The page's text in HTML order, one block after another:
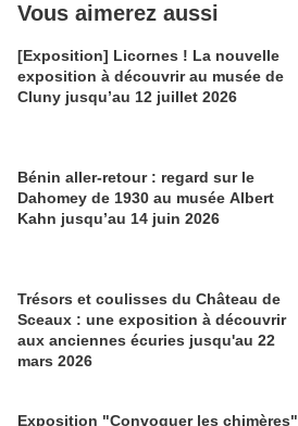
Vous aimerez aussi
[Exposition] Licornes ! La nouvelle
exposition à découvrir au musée de
Cluny jusqu’au 12 juillet 2026
Bénin aller-retour : regard sur le
Dahomey de 1930 au musée Albert
Kahn jusqu’au 14 juin 2026
Trésors et coulisses du Château de
Sceaux : une exposition à découvrir
aux anciennes écuries jusqu'au 22
mars 2026
Exposition "Convoquer les chimères"